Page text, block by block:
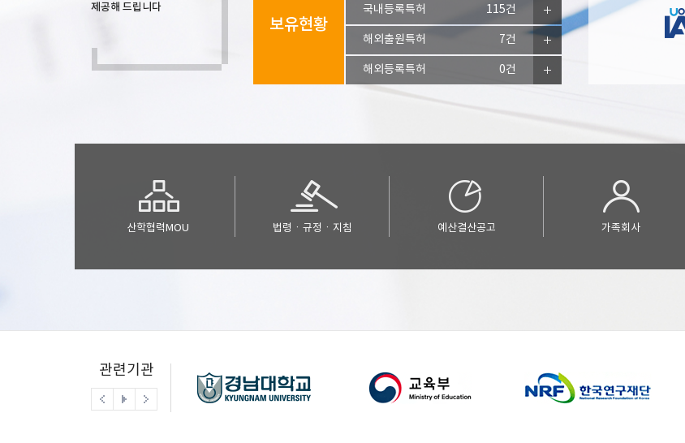
제공해 드립니다
보유현황
국내등록특허 115건
해외출원특허 7건
해외등록특허 0건
산학협력MOU 법령ㆍ규정ㆍ지침 예산결산공고 가족회사
관련기관